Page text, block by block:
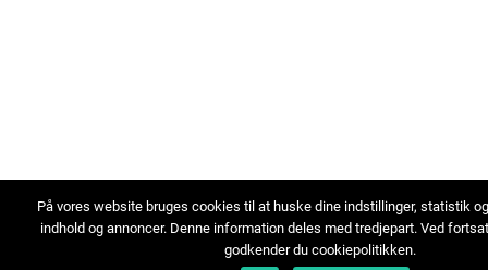
På vores website bruges cookies til at huske dine indstillinger, statistik
indhold og annoncer. Denne information deles med tredjepart. Ved
godkender du cookiepolitikken.